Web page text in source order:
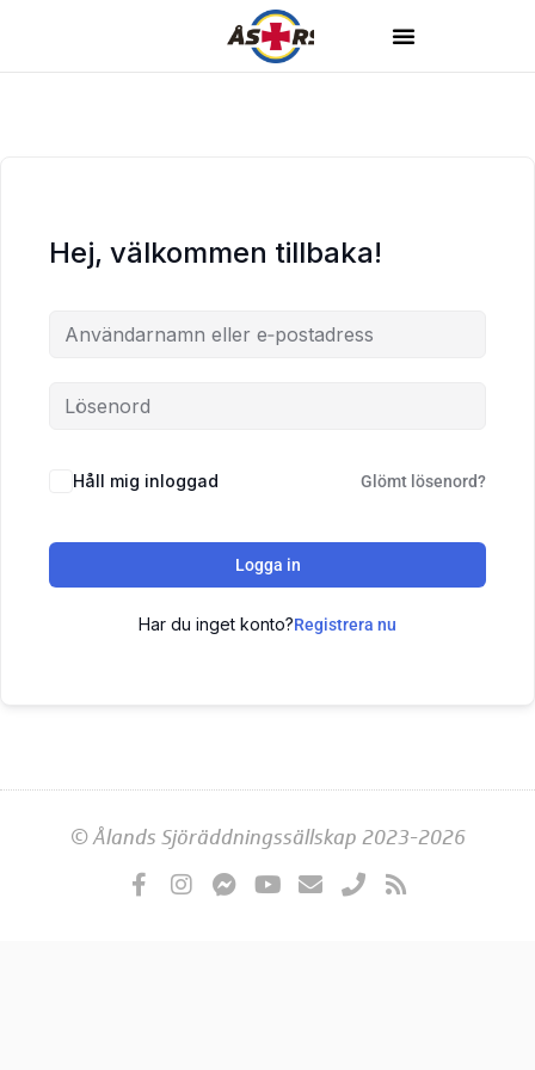
Hej, välkommen tillbaka!
Håll mig inloggad Glömt lösenord?
Logga in
Har du inget konto?Registrera nu
© Ålands Sjöräddningssällskap 2023-2026